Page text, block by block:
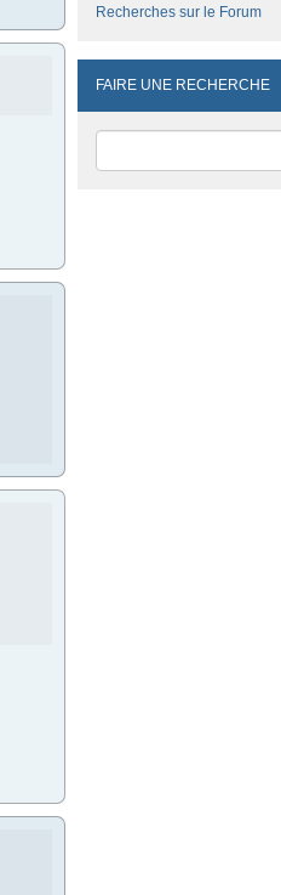
Recherches sur le Forum
FAIRE UNE RECHERCHE